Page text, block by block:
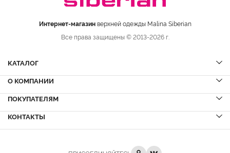
Интернет-магазинверхней одежды Malina Siberian
Все права защищены © 2013-2026 г.
КАТАЛОГ
Шубы
Шубы из норки
Шубы из куницы
Дубленки
Кожа
О КОМПАНИИ
Вопрос-ответ
Сервисный центр
ПОКУПАТЕЛЯМ
Акции
Доставка и оплата
КОНТАКТЫ